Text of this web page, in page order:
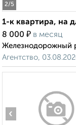
2/5
1-к квартира, на
8 000 ₽ в месяц
Железнодорожный
Агентство,
‹